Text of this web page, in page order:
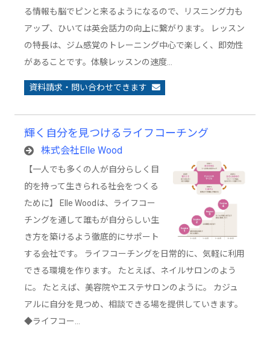
る情報も脳でピンと来るようになるので、リスニング力も
アップ、ひいては英会話力の向上に繋がります。 レッスン
の特長は、ジム感覚のトレーニング中心で楽しく、即効性
があることです。体験レッスンの速度…
資料請求・問い合わせできます
輝く自分を見つけるライフコーチング
株式会社Elle Wood
【一人でも多くの人が自分らしく目
的を持って生きられる社会をつくる
ために】 Elle Woodは、ライフコー
チングを通して誰もが自分らしい生
き方を築けるよう徹底的にサポート
する会社です。 ライフコーチングを日常的に、気軽に利用
できる環境を作ります。 たとえば、ネイルサロンのよう
に。 たとえば、美容院やエステサロンのように。 カジュ
アルに自分を見つめ、相談できる場を提供していきます。
◆ライフコー…